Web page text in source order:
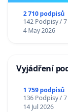
2 710 podpisů
142 Podpisy /
4 May 2026
Vyjádření
1 759 podpisů
136 Podpisy /
14 Jul 2026